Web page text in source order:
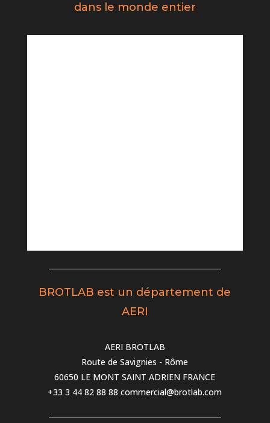
dans le monde entier
BROTLAB est un département de
AERI
AERI BROTLAB
Route de Savignies - Rôme
60650 LE MONT SAINT ADRIEN FRANCE
+33 3 44 82 88 88 commercial@brotlab.com